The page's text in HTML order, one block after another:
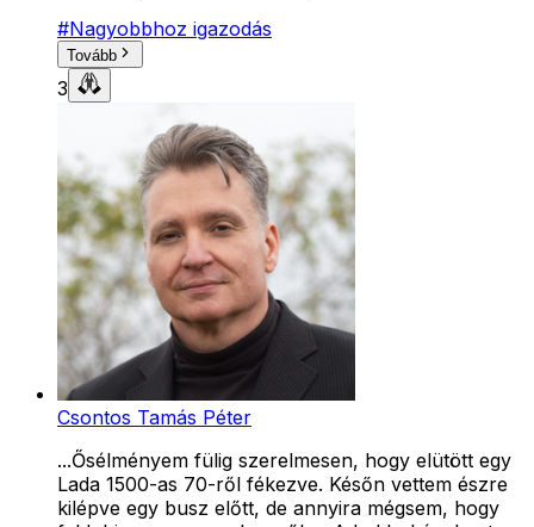
#Nagyobbhoz igazodás
Tovább
3
Csontos Tamás Péter
...Ősélményem fülig szerelmesen, hogy elütött egy
Lada 1500-as 70-ről fékezve. Későn vettem észre
kilépve egy busz előtt, de annyira mégsem, hogy